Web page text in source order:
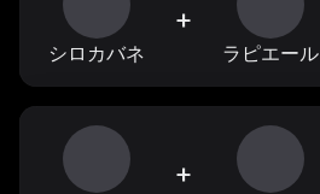
シロカバネ
+
ラピエール
+